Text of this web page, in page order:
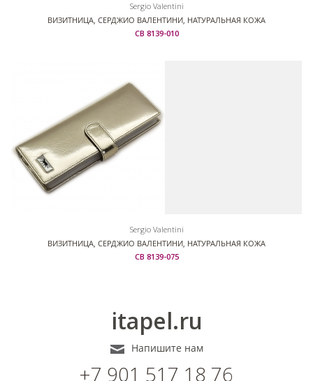
Sergio Valentini
ВИЗИТНИЦА, СЕРДЖИО ВАЛЕНТИНИ, НАТУРАЛЬНАЯ КОЖА
СВ 8139-010
Sergio Valentini
ВИЗИТНИЦА, СЕРДЖИО ВАЛЕНТИНИ, НАТУРАЛЬНАЯ КОЖА
СВ 8139-075
itapel.ru
Напишите нам
+7 901 517 18 76